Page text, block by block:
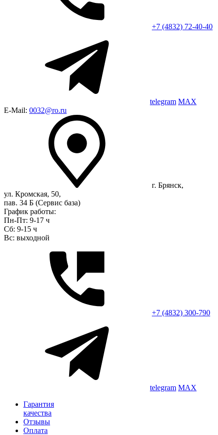
+7 (4832) 72-40-40
telegram MAX
E-Mail: 0032@ro.ru
г. Брянск,
ул. Кромская, 50,
пав. 34 Б (Сервис база)
График работы:
Пн-Пт: 9-17 ч
Сб: 9-15 ч
Вс: выходной
+7 (4832) 300-790
telegram MAX
Гарантия
качества
Отзывы
Оплата